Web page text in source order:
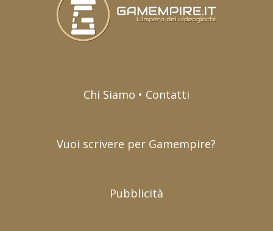
Chi Siamo • Contatti
Vuoi scrivere per Gamempire?
Pubblicità